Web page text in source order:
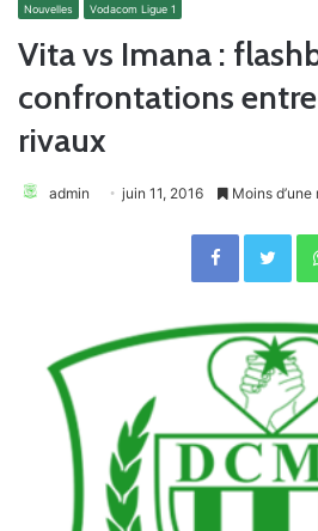
Nouvelles Vodacom Ligue 1
Vita vs Imana :
confrontations
rivaux
admin juin 11, 2016 Moins
Facebook